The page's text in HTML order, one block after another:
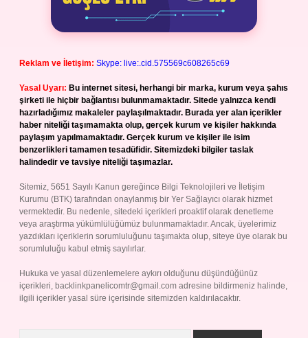
Reklam ve İletişim: Skype: live:.cid.575569c608265c69
Yasal Uyarı: Bu internet sitesi, herhangi bir marka, kurum veya şahıs
şirketi ile hiçbir bağlantısı bulunmamaktadır. Sitede yalnızca kendi
hazırladığımız makaleler paylaşılmaktadır. Burada yer alan içerikler
haber niteliği taşımamakta olup, gerçek kurum ve kişiler hakkında
paylaşım yapılmamaktadır. Gerçek kurum ve kişiler ile isim
benzerlikleri tamamen tesadüfidir. Sitemizdeki bilgiler taslak
halindedir ve tavsiye niteliği taşımazlar.
Sitemiz, 5651 Sayılı Kanun gereğince Bilgi Teknolojileri ve İletişim
Kurumu (BTK) tarafından onaylanmış bir Yer Sağlayıcı olarak hizmet
vermektedir. Bu nedenle, sitedeki içerikleri proaktif olarak denetleme
veya araştırma yükümlülüğümüz bulunmamaktadır. Ancak, üyelerimiz
yazdıkları içeriklerin sorumluluğunu taşımakta olup, siteye üye olarak bu
sorumluluğu kabul etmiş sayılırlar.
Hukuka ve yasal düzenlemelere aykırı olduğunu düşündüğünüz
içerikleri, backlinkpanelicomtr@gmail.com adresine bildirmeniz halinde,
ilgili içerikler yasal süre içerisinde sitemizden kaldırılacaktır.